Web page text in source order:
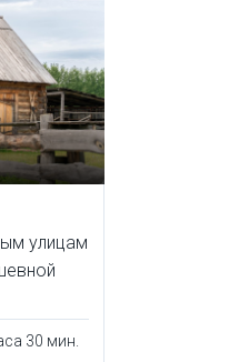
улицам
30 мин.